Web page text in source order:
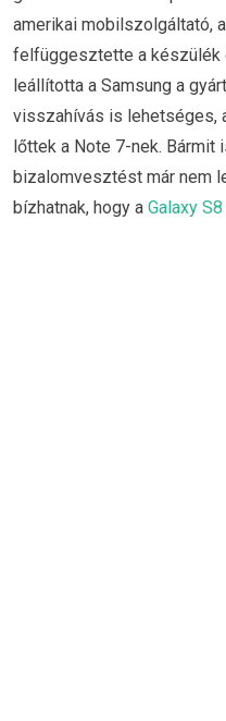
amerikai mobilszolgáltató,
felfüggesztette a készülék
leállította a Samsung a
visszahívás is lehetséges,
lőttek a Note 7-nek. Bármit
bizalomvesztést már nem
bízhatnak, hogy a Galaxy S8